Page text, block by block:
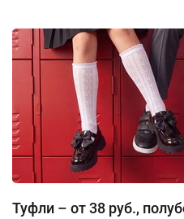
Туфли – от 38 руб.,